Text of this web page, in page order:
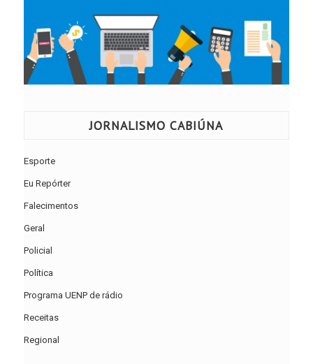
JORNALISMO CABIÚNA
Esporte
Eu Repórter
Falecimentos
Geral
Policial
Política
Programa UENP de rádio
Receitas
Regional